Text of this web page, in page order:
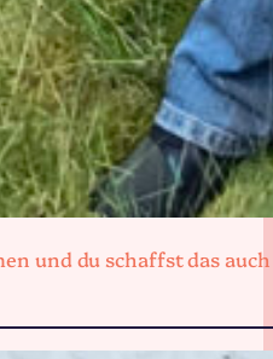
und du schaffst das auch